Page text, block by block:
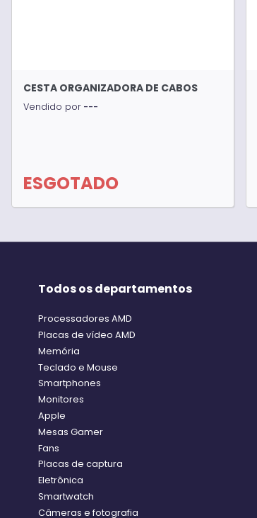
CESTA ORGANIZADORA DE CABOS
Vendido por ---
ESGOTADO
Todos os departamentos
Processadores AMD
Placas de vídeo AMD
Memória
Teclado e Mouse
Smartphones
Monitores
Apple
Mesas Gamer
Fans
Placas de captura
Eletrônica
Smartwatch
Câmeras e fotografia